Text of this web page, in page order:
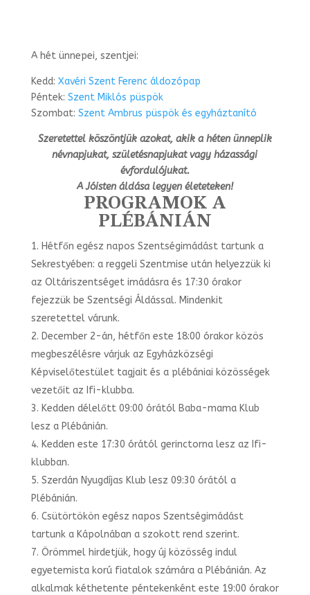
A hét ünnepei, szentjei:
Kedd: Xavéri Szent Ferenc áldozópap
Péntek: Szent Miklós püspök
Szombat: Szent Ambrus püspök és egyháztanító
Szeretettel köszöntjük azokat, akik a héten ünneplik
névnapjukat, születésnapjukat vagy házassági
évfordulójukat.
A Jóisten áldása legyen életeteken!
PROGRAMOK A
PLÉBÁNIÁN
Hétfőn egész napos Szentségimádást tartunk a
Sekrestyében: a reggeli Szentmise után helyezzük ki
az Oltáriszentséget imádásra és 17:30 órakor
fejezzük be Szentségi Áldással. Mindenkit
szeretettel várunk.
December 2-án, hétfőn este 18:00 órakor közös
megbeszélésre várjuk az Egyházközségi
Képviselőtestület tagjait és a plébániai közösségek
vezetőit az Ifi-klubba.
Kedden délelőtt 09:00 órától Baba-mama Klub
lesz a Plébánián.
Kedden este 17:30 órától gerinctorna lesz az Ifi-
klubban.
Szerdán Nyugdíjas Klub lesz 09:30 órától a
Plébánián.
Csütörtökön egész napos Szentségimádást
tartunk a Kápolnában a szokott rend szerint.
Örömmel hirdetjük, hogy új közösség indul
egyetemista korú fiatalok számára a Plébánián. Az
alkalmak kéthetente péntekenként este 19:00 órakor